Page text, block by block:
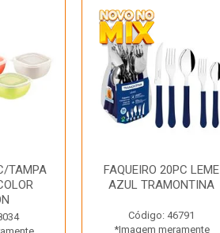
TAMPA
FAQUEIRO 20PC LEME
AZUL TRAMONTINA
Código: 46791
*Imagem meramente